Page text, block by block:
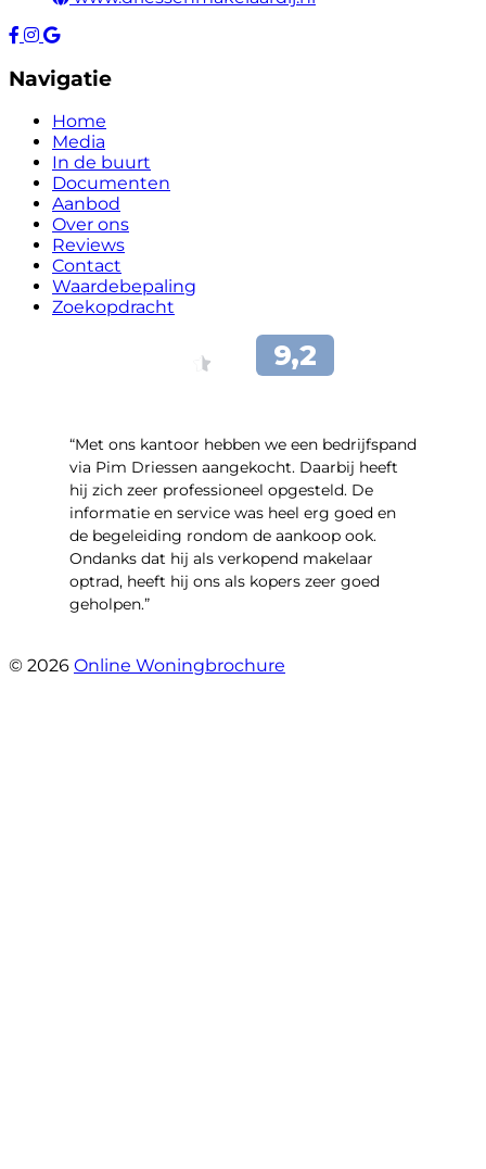
Navigatie
Home
Media
In de buurt
Documenten
Aanbod
Over ons
Reviews
Contact
Waardebepaling
Zoekopdracht
“Met ons kantoor hebben we een bedrijfspand
via Pim Driessen aangekocht. Daarbij heeft
hij zich zeer professioneel opgesteld. De
informatie en service was heel erg goed en
de begeleiding rondom de aankoop ook.
Ondanks dat hij als verkopend makelaar
optrad, heeft hij ons als kopers zeer goed
geholpen.”
© 2026 Online Woningbrochure